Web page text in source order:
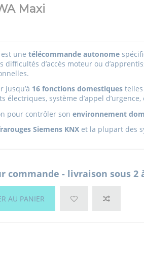
Maxi
est une télécommande autonome
difficultés d’accès moteur ou
jusqu’à 16 fonctions domestiques
électriques, système d’appel d’urgence,
pour contrôler son environnement
Siemens KNX et la plupart des
commande - livraison sous 2
AU PANIER